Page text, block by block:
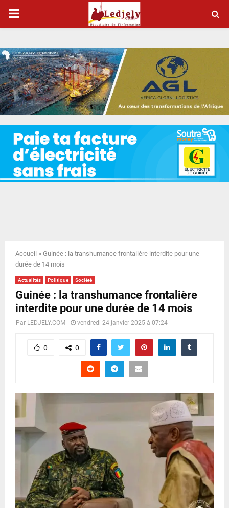
P
I
M
A
R
Y
N
U
Accueil » Guinée : la transhumance frontalière interdite pour une
durée de 14 mois
Actualités Politique Société
Guinée : la transhumance frontalière
interdite pour une durée de 14 mois
Par LEDJELY.COM vendredi 24 janvier 2025 à 07:24
0 0